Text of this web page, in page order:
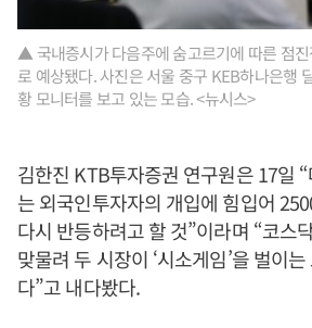
▲ 국내증시가 다음주에 숨고르기에 따른 점
로 예상됐다. 사진은 서울 중구 KEB하나은행
황 모니터를 보고 있는 모습. <뉴시스>
김한진 KTB투자증권 연구원은 17일
는 외국인투자자의 개입에 힘입어
다시 반등하려고 할 것”이라며 “코스
맞물려 두 시장이 ‘시소게임’을 벌이
다”고 내다봤다.